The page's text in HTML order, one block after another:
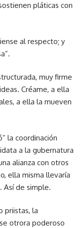
pláticas con
al respecto; y
muy firme
Créame, a ella
a ella la mueven
la coordinación
a la gubernatura
alianza con otros
ella misma llevaría
Así de simple.
priistas, la
otrora poderoso